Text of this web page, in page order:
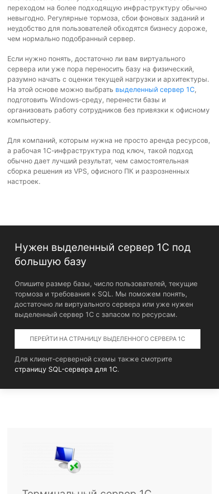
переходом на более подходящую инфраструктуру обычно
невыгодно. Регулярные тормоза, сбои фоновых заданий и
неудобство для пользователей обходятся бизнесу дороже,
чем нормально подобранный сервер.
Если нужно понять, достаточно ли вам виртуального
сервера или уже пора переносить базу на физический,
разумно начать с оценки текущей нагрузки и архитектуры.
На этой основе можно выбрать выделенный сервер 1С,
подготовить Windows-среду, перенести базы и
организовать работу сотрудников без привязки к офисному
компьютеру.
Для компаний, которым нужна не просто аренда ресурсов,
а рабочая 1С-инфраструктура под ключ, такой подход
обычно дает лучший результат, чем самостоятельная
сборка решения из VPS, офисного ПК и разрозненных
настроек.
Нужен выделенный сервер 1С под
большую базу
Опишите размер базы, число пользователей, текущие
тормоза и требования к SQL. Мы поможем понять,
достаточно ли виртуального сервера или уже нужен
выделенный сервер 1С с запасом по ресурсам.
ПЕРЕЙТИ НА СТРАНИЦУ ВЫДЕЛЕННОГО СЕРВЕРА 1С
Для клиент-серверной схемы также смотрите
страницу SQL-сервера для 1С.